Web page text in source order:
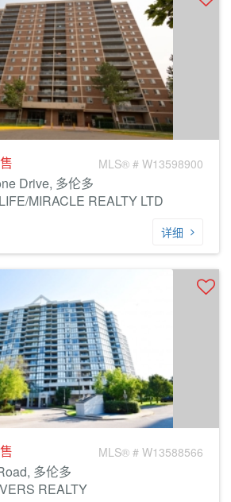
MLS® # W13598900
Drive, 多伦多
MIRACLE REALTY LTD
详细
MLS® # W13588566
多伦多
REALTY